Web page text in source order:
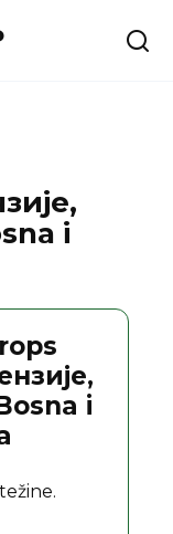
i
i